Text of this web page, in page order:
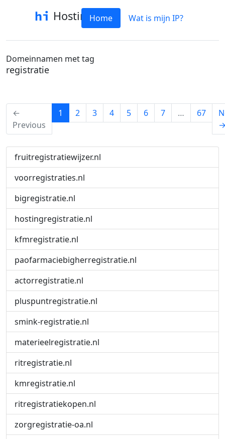
HostinfoHome Wat is mijn IP?
Domeinnamen met tag
registratie
←
Previous
1 (current)
2 3 4 5 6 7 … 67
fruitregistratiewijzer.nl
voorregistraties.nl
bigregistratie.nl
hostingregistratie.nl
kfmregistratie.nl
paofarmaciebigherregistratie.nl
actorregistratie.nl
pluspuntregistratie.nl
smink-registratie.nl
materieelregistratie.nl
ritregistratie.nl
kmregistratie.nl
ritregistratiekopen.nl
zorgregistratie-oa.nl